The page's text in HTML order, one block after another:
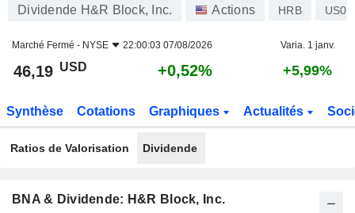
Dividende H&R Block, Inc. Actions HRB
Marché Fermé - NYSE 22:00:03 07/08/2026 Varia. 1 janv.
46,19 USD +0,52% +5,99%
Synthèse Cotations Graphiques Actualités
Ratios de Valorisation Dividende
BNA & Dividende: H&R Block, Inc.